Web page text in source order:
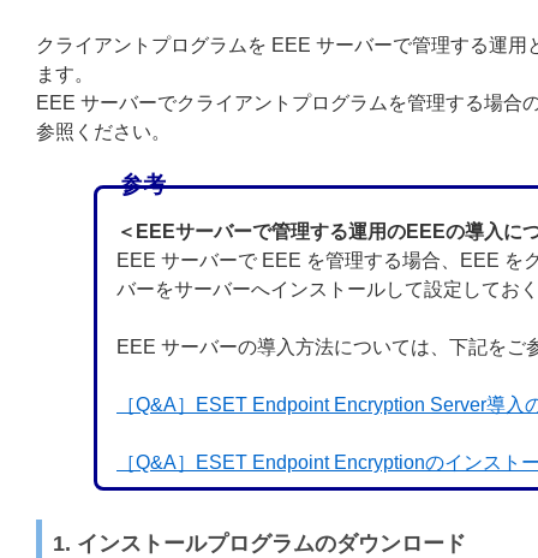
クライアントプログラムを EEE サーバーで管理する運
ます。
EEE サーバーでクライアントプログラムを管理する場合
参照ください。
参考
＜EEEサーバーで管理する運用のEEEの導入に
EEE サーバーで EEE を管理する場合、EEE を
バーをサーバーへインストールして設定してお
EEE サーバーの導入方法については、下記をご
［Q&A］ESET Endpoint Encryption Server導入
［Q&A］ESET Endpoint Encryptionのインス
1. インストールプログラムのダウンロード